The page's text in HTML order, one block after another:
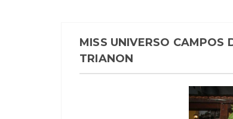
MISS UNIVERSO CAMPOS
TRIANON